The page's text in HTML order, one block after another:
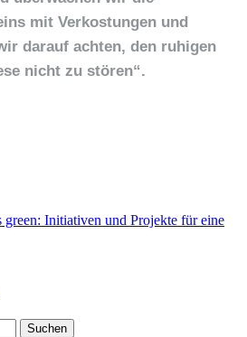
mit Verkostungen und
darauf achten, den ruhigen
nicht zu stören“.
green: Initiativen und Projekte für eine